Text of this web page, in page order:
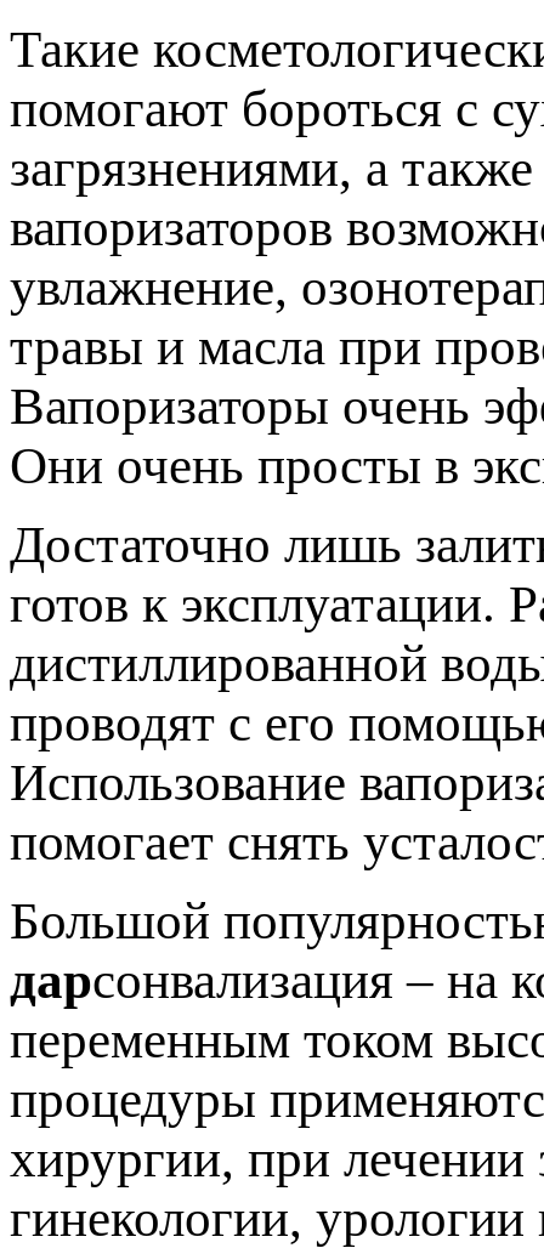
Такие
помогают бороться с
загрязнениями, а
вапоризаторов
увлажнение,
травы и масла при
Вапоризаторы очень
Они очень просты в
Достаточно лишь
готов к эксплуатации.
дистиллированной
проводят с его
Использование
помогает снять
Большой
дарсонвализация – на
переменным током
процедуры
хирургии, при лечении
гинекологии, урологии